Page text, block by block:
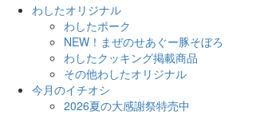
わしたオリジナル
わしたポーク
NEW！まぜのせあぐー豚そぼろ
わしたクッキング掲載商品
その他わしたオリジナル
今月のイチオシ
2026夏の大感謝祭特売中